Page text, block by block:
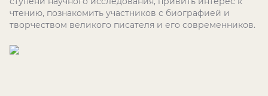
чтению, познакомить участников с биографией и
творчеством великого писателя и его современников.